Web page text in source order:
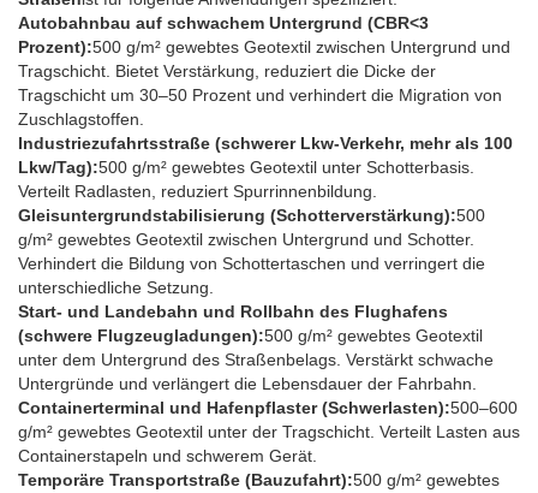
Autobahnbau auf schwachem Untergrund (CBR<3
Prozent):500 g/m² gewebtes Geotextil zwischen Untergrund und
Tragschicht. Bietet Verstärkung, reduziert die Dicke der
Tragschicht um 30–50 Prozent und verhindert die Migration von
Zuschlagstoffen.
Industriezufahrtsstraße (schwerer Lkw-Verkehr, mehr als 100
Lkw/Tag):500 g/m² gewebtes Geotextil unter Schotterbasis.
Verteilt Radlasten, reduziert Spurrinnenbildung.
Gleisuntergrundstabilisierung (Schotterverstärkung):500
g/m² gewebtes Geotextil zwischen Untergrund und Schotter.
Verhindert die Bildung von Schottertaschen und verringert die
unterschiedliche Setzung.
Start- und Landebahn und Rollbahn des Flughafens
(schwere Flugzeugladungen):500 g/m² gewebtes Geotextil
unter dem Untergrund des Straßenbelags. Verstärkt schwache
Untergründe und verlängert die Lebensdauer der Fahrbahn.
Containerterminal und Hafenpflaster (Schwerlasten):500–600
g/m² gewebtes Geotextil unter der Tragschicht. Verteilt Lasten aus
Containerstapeln und schwerem Gerät.
Temporäre Transportstraße (Bauzufahrt):500 g/m² gewebtes